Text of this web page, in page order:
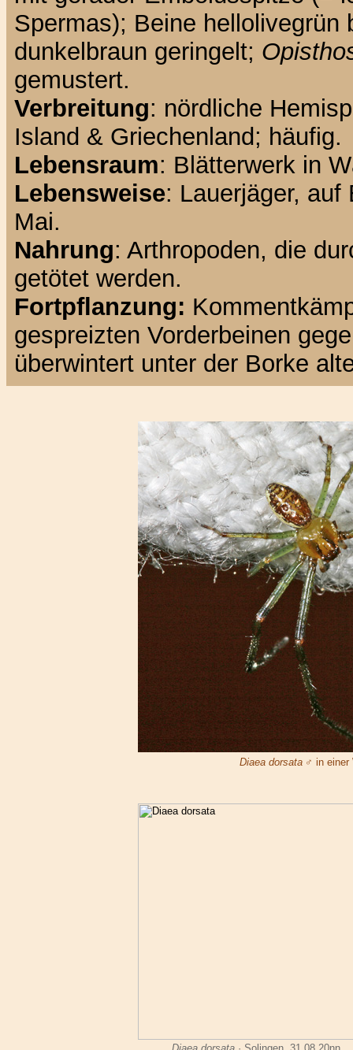
Spermas); Beine hellolivegrün
dunkelbraun geringelt;
gemustert.
Verbreitung: nördliche
Island & Griechenland; häufig.
Lebensraum: Blätterwerk in
Lebensweise: Lauerjäger, auf
Mai.
Nahrung: Arthropoden, die
getötet werden.
Fortpflanzung:
gespreizten Vorderbeinen
überwintert unter der Borke
Diaea dorsata ♂ in einer